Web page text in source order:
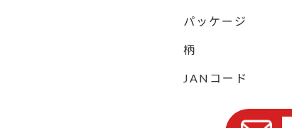
パッケージ
柄
JANコード